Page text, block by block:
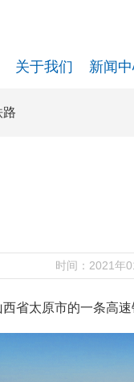
关于我们 新闻
路
时间：2021年
太原市的一条高速